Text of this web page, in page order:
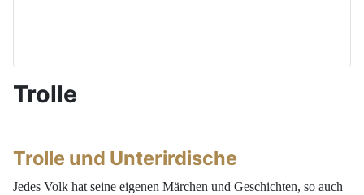
Trolle
Trolle und Unterirdische
Jedes Volk hat seine eigenen Märchen und Geschichten, so auch